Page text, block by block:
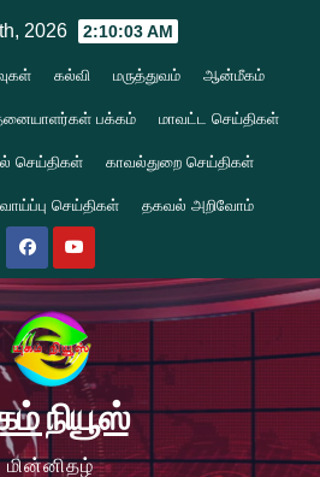
2026 2:10:04 AM
கல்வி மருத்துவம் ஆன்மீகம்
பக்கம் மாவட்ட செய்திகள்
செய்திகள் காவல்துறை செய்திகள்
செய்திகள் தகவல் அறிவோம்
நியூஸ்
மின்னிதழ்